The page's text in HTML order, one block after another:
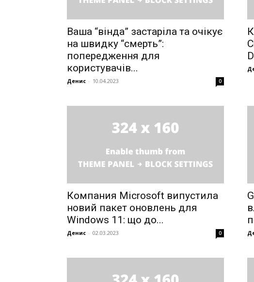
News Week
Ваша “вінда” застаріла та очікує
на швидку “смерть”:
попередження для
користувачів...
Денис - 10.04.2023 0
Компания Microsoft випустила
новий пакет оновлень для
Windows 11: що до...
Денис - 02.03.2023 0